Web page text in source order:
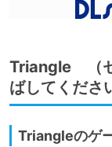
Triangle （セ
ばしてくださ
Triangleのゲ